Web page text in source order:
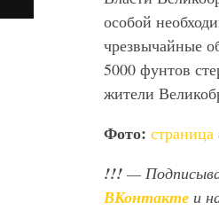
особой
чрезвычайные
5000 фунтов
жители
Фото: страница
!!! —
ВКонтакте и